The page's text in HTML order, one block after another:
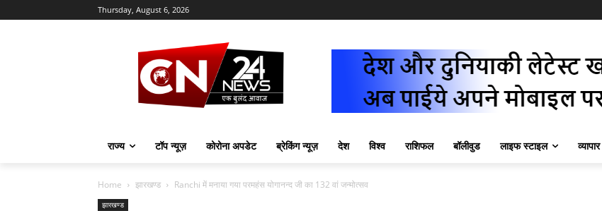
Thursday, August 6, 2026
राज्य टॉप न्यूज़ कोरोना अपडेट ब्रेकिंग न्यूज़ देश विश्व राशिफल बॉलीवुड लाइफ स्टाइल व्यापार
Home झारखण्ड Ranchi में मनाया गया परमहंस योगानन्द जी का 132 वां जन्मोत्सव
झारखण्ड